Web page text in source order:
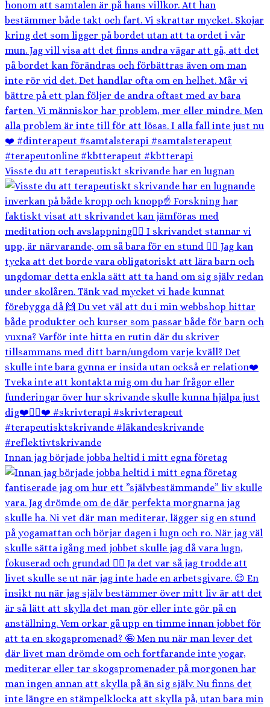
Visste du att terapeutiskt skrivande har en lugnan
Innan jag började jobba heltid i mitt egna företag